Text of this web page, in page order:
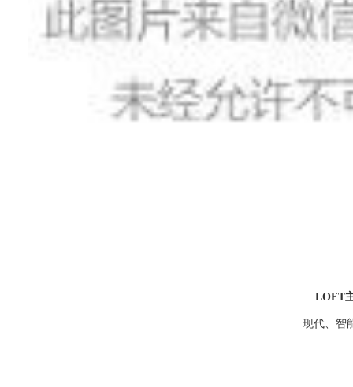
LOFT
现代、智